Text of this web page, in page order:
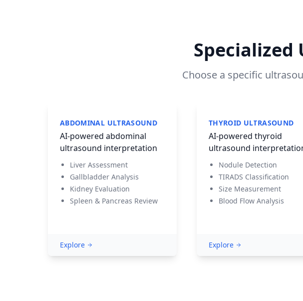
Specialized
Choose a specific
ABDOMINAL ULTRASOUND
AI-powered abdominal
ultrasound interpretation
Liver Assessment
Gallbladder Analysis
Kidney Evaluation
Spleen & Pancreas Review
Explore
THYROID ULTRASOUND
AI-powered thyroid
ultrasound
Nodule Detection
TIRADS Classification
Size Measurement
Blood Flow Analysis
Explore